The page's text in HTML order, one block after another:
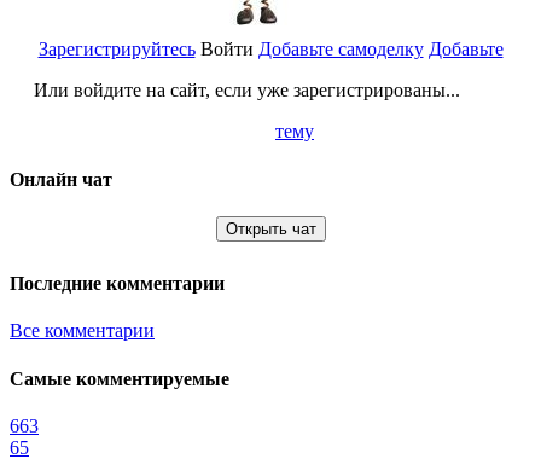
Зарегистрируйтесь
Или войдите на сайт, если уже зарегистрированы...
Войти Добавьте самоделку Добавьте
тему
Онлайн чат
Открыть чат
Последние комментарии
Все комментарии
Самые комментируемые
663
65